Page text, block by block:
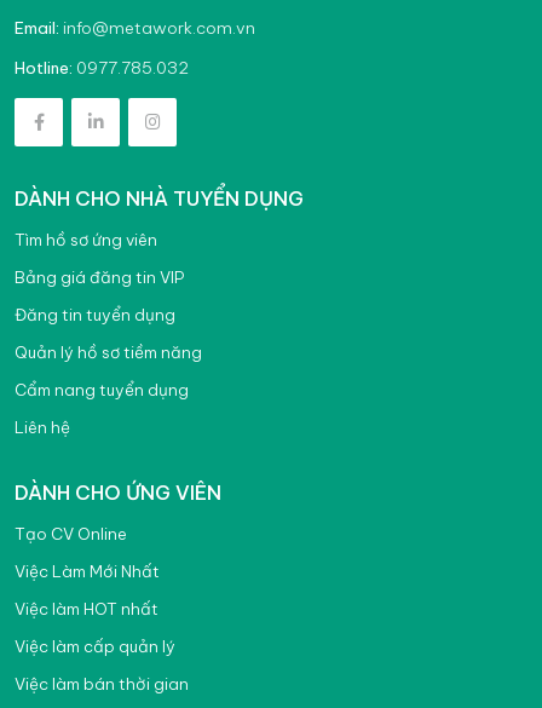
Email: info@metawork.com.vn
Hotline: 0977.785.032
DÀNH CHO NHÀ TUYỂN DỤNG
Tìm hồ sơ ứng viên
Bảng giá đăng tin VIP
Đăng tin tuyển dụng
Quản lý hồ sơ tiềm năng
Cẩm nang tuyển dụng
Liên hệ
DÀNH CHO ỨNG VIÊN
Tạo CV Online
Việc Làm Mới Nhất
Việc làm HOT nhất
Việc làm cấp quản lý
Việc làm bán thời gian